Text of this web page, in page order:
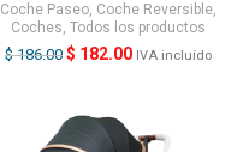
Coche Paseo, Coche Reversible,
Coches, Todos los productos
$186.00 $ 182.00 IVA incluído